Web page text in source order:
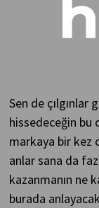
Sen de çılgınlar
hissedeceğin bu
markaya bir kez
anlar sana da
kazanmanın ne
burada